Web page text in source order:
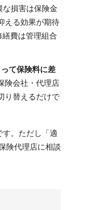
損害は保険金
える効果が期待
費は管理組合
て保険料に差
険会社・代理店
り替えるだけで
す。ただし「適
険代理店に相談